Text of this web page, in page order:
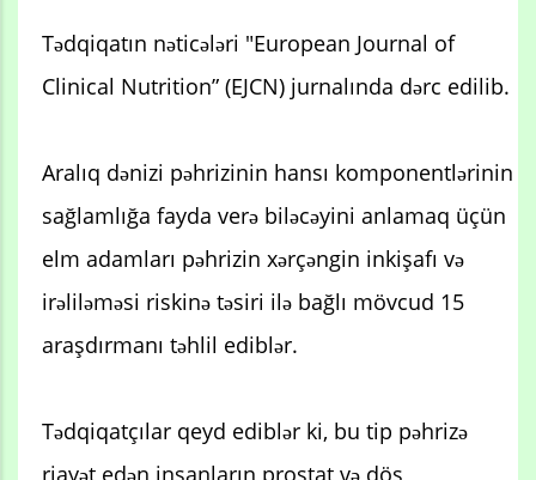
Tədqiqatın nəticələri "European Journal of
Clinical Nutrition” (EJCN) jurnalında dərc edilib.
Aralıq dənizi pəhrizinin hansı komponentlərinin
sağlamlığa fayda verə biləcəyini anlamaq üçün
elm adamları pəhrizin xərçəngin inkişafı və
irəliləməsi riskinə təsiri ilə bağlı mövcud 15
araşdırmanı təhlil ediblər.
Tədqiqatçılar qeyd ediblər ki, bu tip pəhrizə
riayət edən insanların prostat və döş